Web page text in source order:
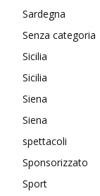
Sardegna
Senza categoria
Sicilia
Sicilia
Siena
Siena
spettacoli
Sponsorizzato
Sport